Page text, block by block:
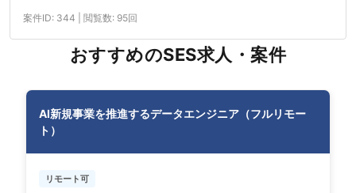
案件ID: 344 | 閲覧数: 95回
おすすめのSES求人・案件
AI新規事業を推進するデータエンジニア（フルリモー
ト）
リモート可